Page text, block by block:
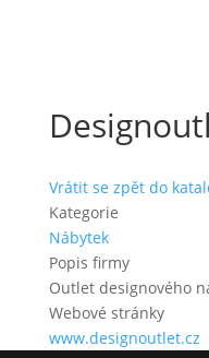
Vrátit se zpět do
Kategorie
Nábytek
Popis firmy
Outlet designového
Webové stránky
www.designoutlet.cz